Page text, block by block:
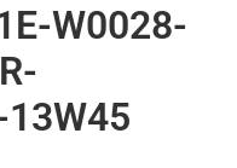
W0028-